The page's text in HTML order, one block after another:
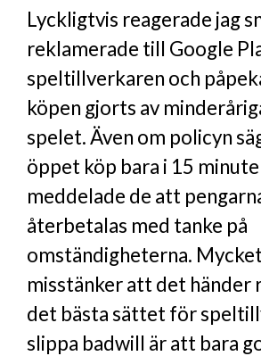
Lyckligtvis reagerade jag
reklamerade till Google
speltillverkaren och
köpen gjorts av
spelet. Även om policyn
öppet köp bara i 15
meddelade de att
återbetalas med tanke på
omständigheterna.
misstänker att det händer
det bästa sättet för
slippa badwill är att bara